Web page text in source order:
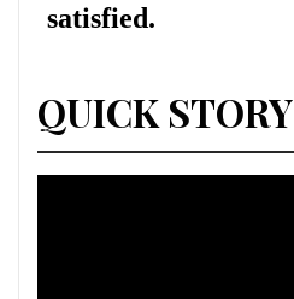
QUICK STORY